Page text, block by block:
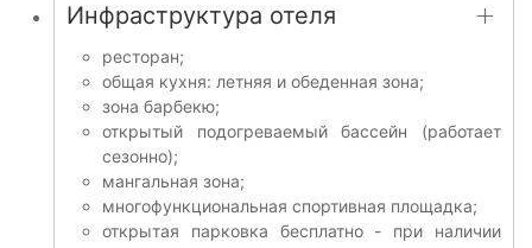
Инфраструктура отеля
ресторан;
общая кухня: летняя и обеденная зона;
зона барбекю;
открытый подогреваемый бассейн (работает
сезонно);
мангальная зона;
многофункциональная спортивная площадка;
открытая парковка бесплатно - при наличии